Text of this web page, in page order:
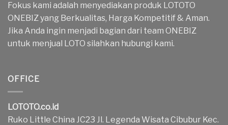
Fokus kami adalah menyediakan produk LOTOTO
ONEBIZ yang Berkualitas, Harga Kompetitif & Aman.
Jika Anda ingin menjadi bagian dari team ONEBIZ
untuk menjual LOTO silahkan hubungi kami.
OFFICE
LOTOTO.co.id
Ruko Little China JC23 Jl. Legenda Wisata Cibubur Kec.